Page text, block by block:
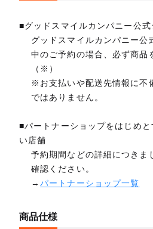
■グッドスマイルカンパニー公
グッドスマイルカンパニー公
中のご予約の場合、必ず商品
（※）
※お支払いや配送先情報に不
ではありません。
■パートナーショップをはじめ
い店舗
予約期間などの詳細につきま
確認ください。
→パートナーショップ一覧
商品仕様